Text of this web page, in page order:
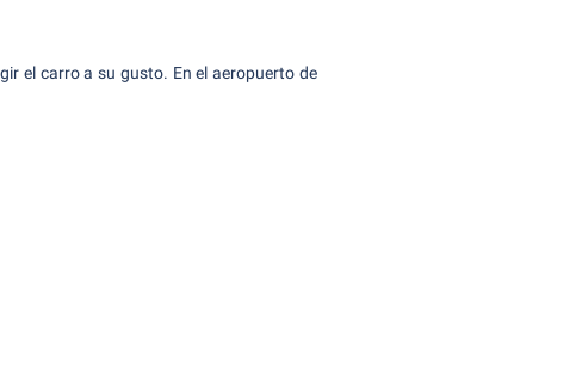
el carro a su gusto. En el aeropuerto de